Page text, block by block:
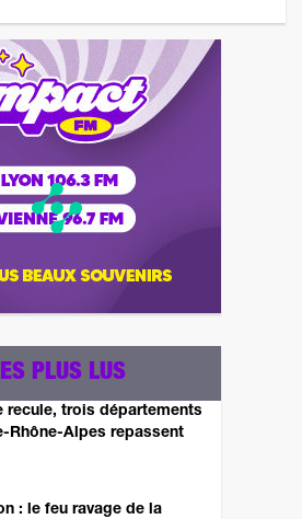
PLUS LUS
recule, trois départements
Rhône-Alpes repassent
: le feu ravage de la